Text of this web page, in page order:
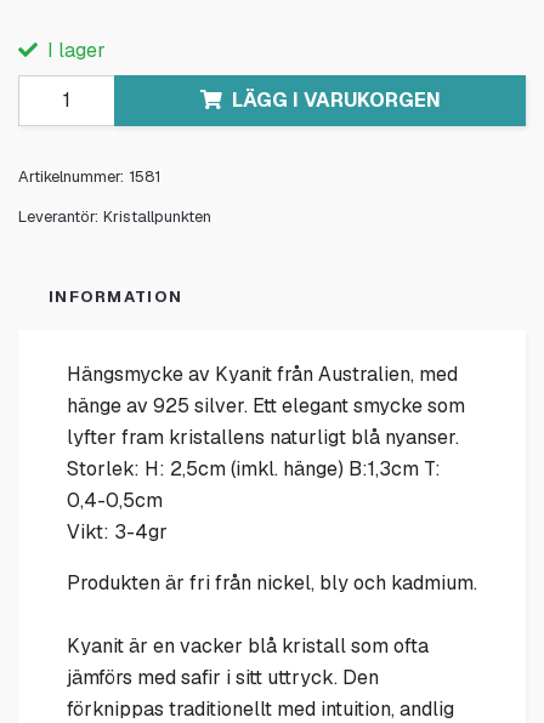
I lager
LÄGG I VARUKORGEN
Artikelnummer: 1581
Leverantör: Kristallpunkten
INFORMATION
Hängsmycke av Kyanit från Australien, med
hänge av 925 silver. Ett elegant smycke som
lyfter fram kristallens naturligt blå nyanser.
Storlek: H: 2,5cm (imkl. hänge) B:1,3cm T:
0,4-0,5cm
Vikt: 3-4gr
Produkten är fri från nickel, bly och kadmium.
Kyanit är en vacker blå kristall som ofta
jämförs med safir i sitt uttryck. Den
förknippas traditionellt med intuition, andlig